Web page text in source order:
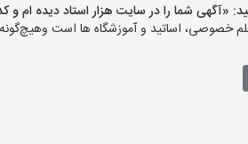
را در سایت هزار استاد دیده ام و کد «استاد-30729» را
خصوصی، اساتید و آموزشگاه ها است وهیچ‌گونه